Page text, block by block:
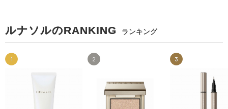
ルナソルのRANKING ランキング
1 2 3